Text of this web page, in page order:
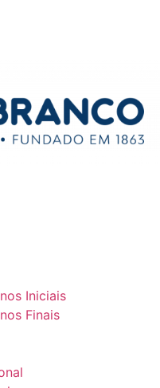
Iniciais
Finais